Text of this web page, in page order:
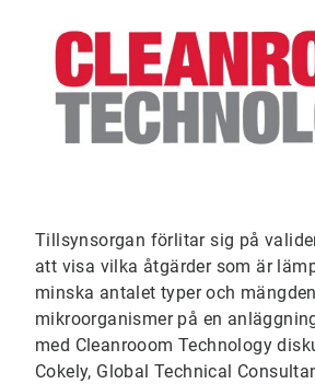
Tillsynsorgan förlitar sig på
att visa vilka åtgärder som är
minska antalet typer och mängden
mikroorganismer på en
med Cleanrooom Technology​​​​​​​
Cokely, Global Technical